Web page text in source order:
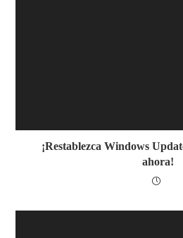
¡Restablezca Windows
ahora!